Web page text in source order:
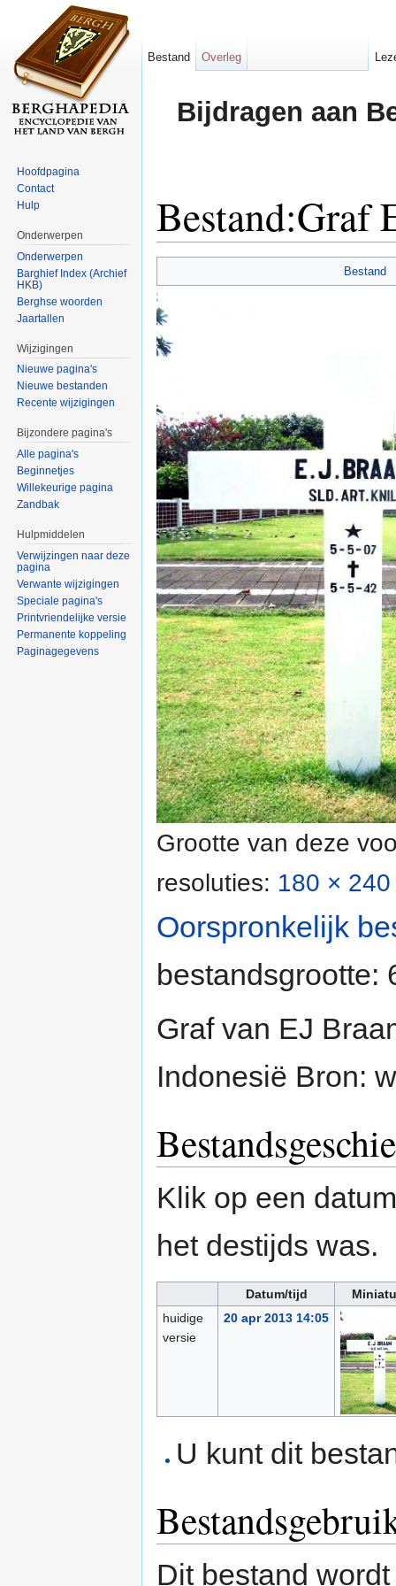
Bijdragen aan
Bestand:Graf
Bestand
Grootte van deze
resoluties: 180 ×
Oorspronkelijk
bestandsgrootte:
Graf van EJ
Indonesië Bron:
Klik op een
het destijds was.
Datum/tijd
huidige
versie
20 apr 2013 14:05
U kunt dit
Dit bestand
Bestand Overleg
Hoofdpagina
Contact
Hulp
Onderwerpen
Onderwerpen
Barghief Index (Archief
HKB)
Berghse woorden
Jaartallen
Wijzigingen
Nieuwe pagina's
Nieuwe bestanden
Recente wijzigingen
Bijzondere pagina's
Alle pagina's
Beginnetjes
Willekeurige pagina
Zandbak
Hulpmiddelen
Verwijzingen naar deze
pagina
Verwante wijzigingen
Speciale pagina's
Printvriendelijke versie
Permanente koppeling
Paginagegevens